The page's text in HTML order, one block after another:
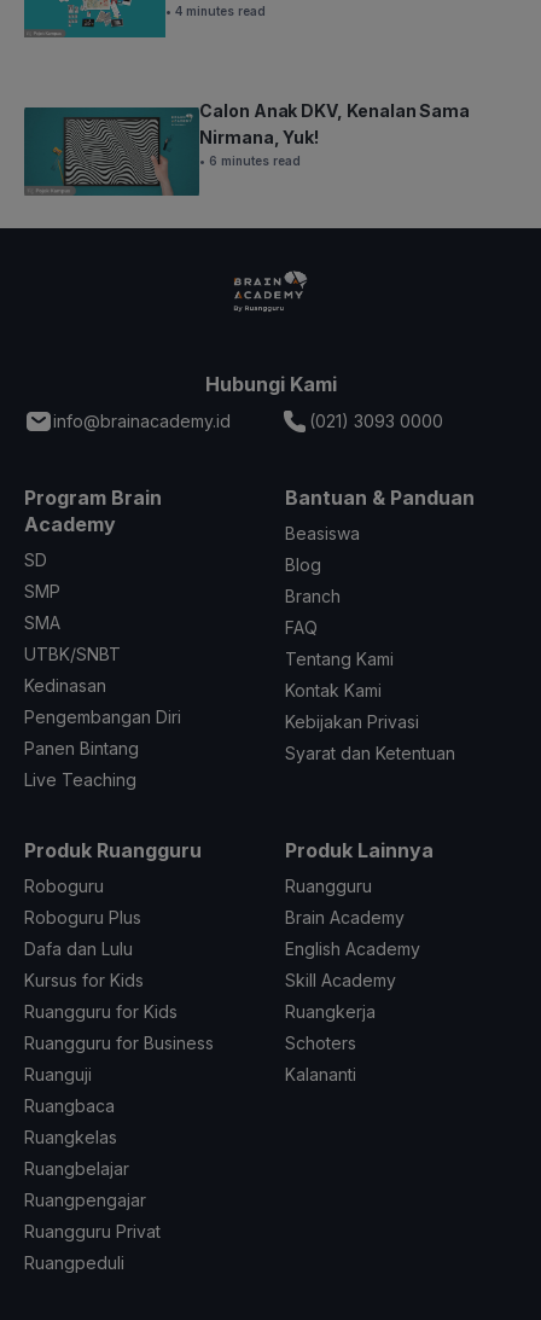
• 4 minutes read
Calon Anak DKV, Kenalan Sama
Nirmana, Yuk!
• 6 minutes read
Hubungi Kami
info@brainacademy.id (021) 3093 0000
Program Brain
Academy
SD
SMP
SMA
UTBK/SNBT
Kedinasan
Pengembangan Diri
Panen Bintang
Live Teaching
Bantuan & Panduan
Beasiswa
Blog
Branch
FAQ
Tentang Kami
Kontak Kami
Kebijakan Privasi
Syarat dan Ketentuan
Produk Ruangguru
Roboguru
Roboguru Plus
Dafa dan Lulu
Kursus for Kids
Ruangguru for Kids
Ruangguru for Business
Ruanguji
Ruangbaca
Ruangkelas
Ruangbelajar
Ruangpengajar
Ruangguru Privat
Ruangpeduli
Produk Lainnya
Ruangguru
Brain Academy
English Academy
Skill Academy
Ruangkerja
Schoters
Kalananti